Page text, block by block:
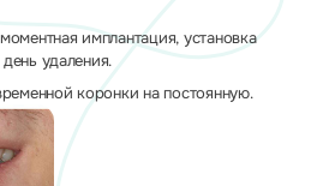
имплантация, установка
удаления.
коронки на постоянную.